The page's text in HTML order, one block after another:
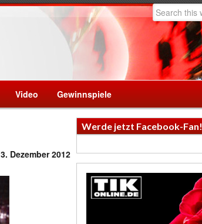
Video Gewinnspiele
3. Dezember 2012
Werde jetzt Facebook-Fan!